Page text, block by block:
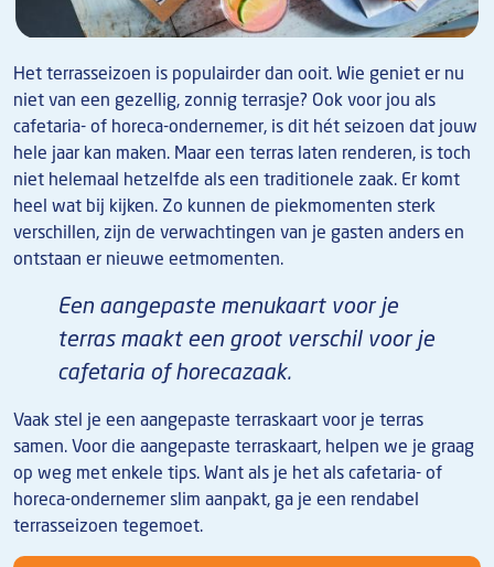
Het terrasseizoen is populairder dan ooit. Wie geniet er nu
niet van een gezellig, zonnig terrasje? Ook voor jou als
cafetaria- of horeca-ondernemer, is dit hét seizoen dat jouw
hele jaar kan maken. Maar een terras laten renderen, is toch
niet helemaal hetzelfde als een traditionele zaak. Er komt
heel wat bij kijken. Zo kunnen de piekmomenten sterk
verschillen, zijn de verwachtingen van je gasten anders en
ontstaan er nieuwe eetmomenten.
Een aangepaste menukaart voor je
terras maakt een groot verschil voor je
cafetaria of horecazaak.
Vaak stel je een aangepaste terraskaart voor je terras
samen. Voor die aangepaste terraskaart, helpen we je graag
op weg met enkele tips. Want als je het als cafetaria- of
horeca-ondernemer slim aanpakt, ga je een rendabel
terrasseizoen tegemoet.